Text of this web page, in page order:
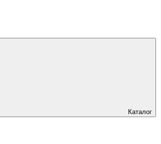
Каталог